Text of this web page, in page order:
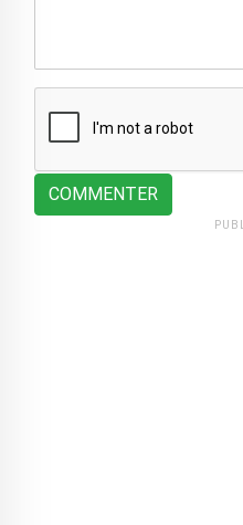
COMMENTER